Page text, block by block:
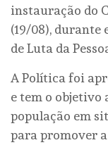
instauração do
(19/08), durante
de Luta da
A Política foi
e tem o objetivo
população em
para promover